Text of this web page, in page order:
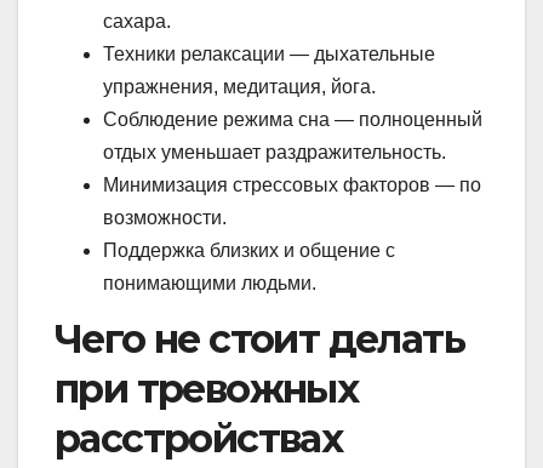
сахара.
Техники релаксации — дыхательные
упражнения, медитация, йога.
Соблюдение режима сна — полноценный
отдых уменьшает раздражительность.
Минимизация стрессовых факторов — по
возможности.
Поддержка близких и общение с
понимающими людьми.
Чего не стоит делать
при тревожных
расстройствах